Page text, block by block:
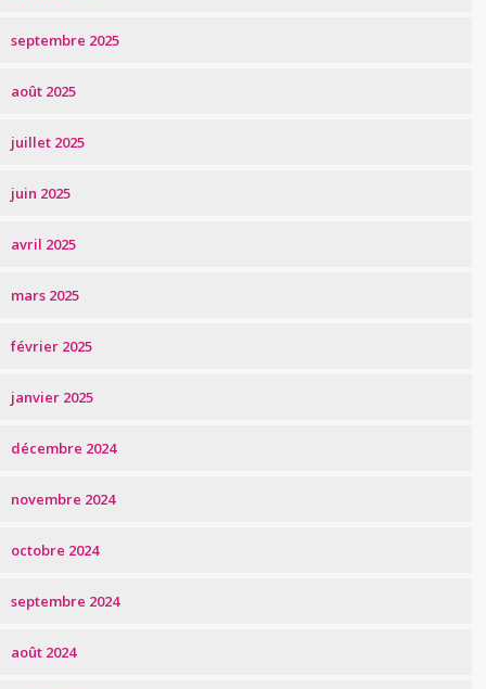
septembre 2025
août 2025
juillet 2025
juin 2025
avril 2025
mars 2025
février 2025
janvier 2025
décembre 2024
novembre 2024
octobre 2024
septembre 2024
août 2024